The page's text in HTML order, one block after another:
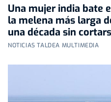
Una mujer india bate
la melena más larga
una década sin
NOTICIAS TALDEA MULTIMEDIA